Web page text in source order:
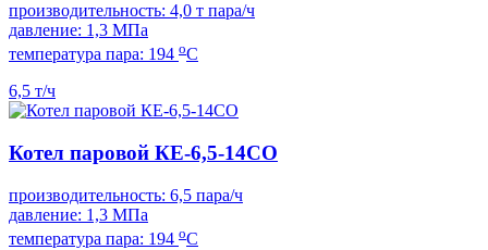
производительность: 4,0 т пара/ч
давление: 1,3 МПа
температура пара: 194 оС
6,5 т/ч
Котел паровой КЕ-6,5-14СО
производительность: 6,5 пара/ч
давление: 1,3 МПа
температура пара: 194 оС